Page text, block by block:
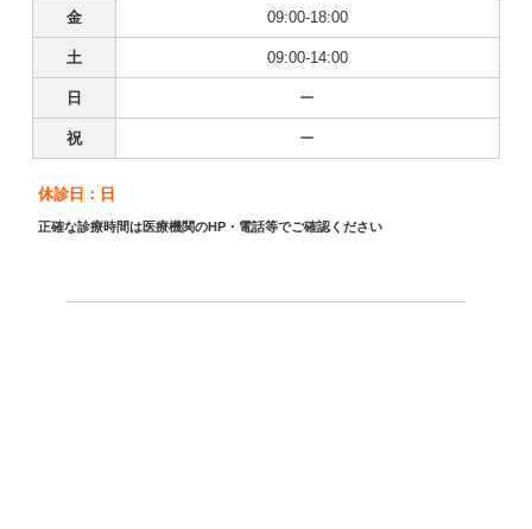
金 09:00-18:00
土 09:00-14:00
日 ー
祝 ー
休診日：日
正確な診療時間は医療機関のHP・電話等でご確認ください